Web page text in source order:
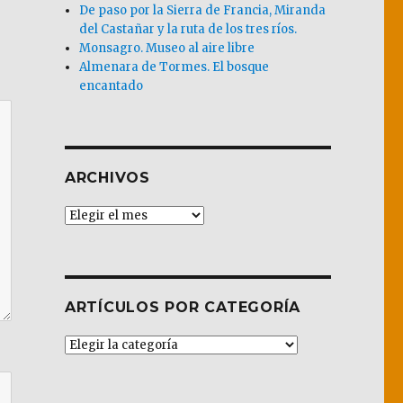
De paso por la Sierra de Francia, Miranda
del Castañar y la ruta de los tres ríos.
Monsagro. Museo al aire libre
Almenara de Tormes. El bosque
encantado
ARCHIVOS
Archivos
ARTÍCULOS POR CATEGORÍA
Artículos